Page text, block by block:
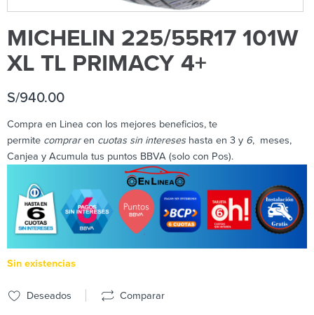
MICHELIN 225/55R17 101W
XL TL PRIMACY 4+
S/940.00
Compra en Linea con los mejores beneficios, te
permite compraren cuotas sin intereseshasta en 3 y 6, meses,
Canjea y Acumula tus puntos BBVA (solo con Pos).
Sin existencias
Deseados Comparar